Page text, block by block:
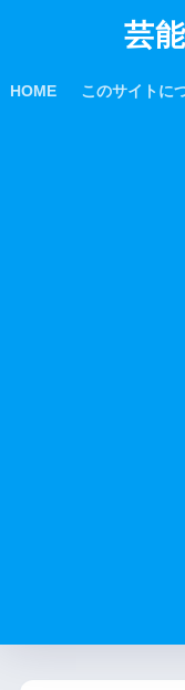
芸
HOME このサイトに